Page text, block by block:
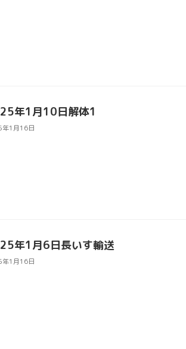
年1月10日解体1
1月16日
年1月6日長いす輸送
1月16日